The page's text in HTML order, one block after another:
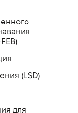
(LSD)
для